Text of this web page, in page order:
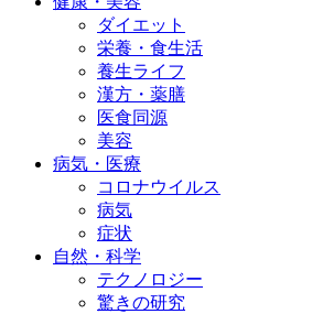
ダイエット
栄養・食生活
養生ライフ
漢方・薬膳
医食同源
美容
病気・医療
コロナウイルス
病気
症状
自然・科学
テクノロジー
驚きの研究